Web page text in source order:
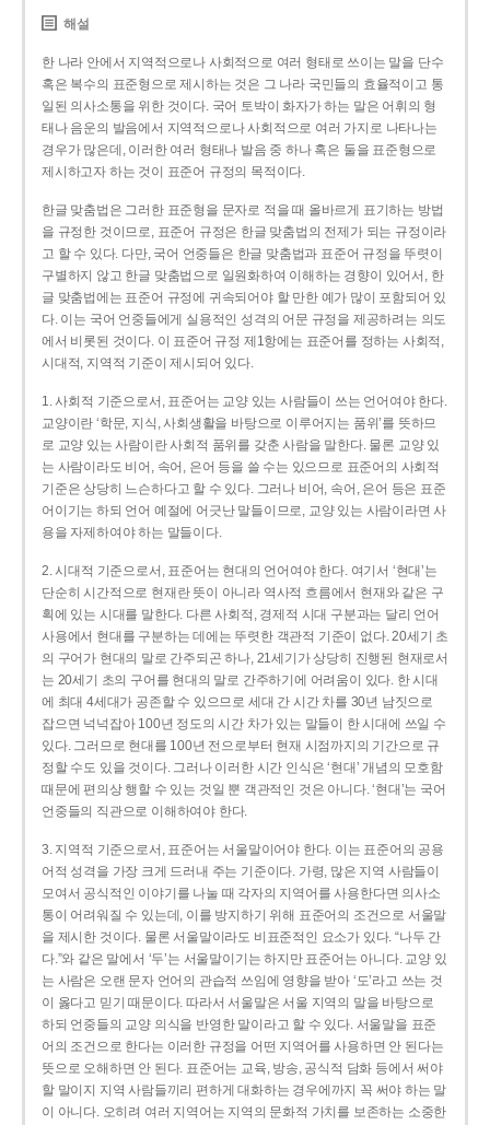
해설
한 나라 안에서 지역적으로나 사회적으로 여러 형태로 쓰이는 말을 단수
혹은 복수의 표준형으로 제시하는 것은 그 나라 국민들의 효율적이고 통
일된 의사소통을 위한 것이다. 국어 토박이 화자가 하는 말은 어휘의 형
태나 음운의 발음에서 지역적으로나 사회적으로 여러 가지로 나타나는
경우가 많은데, 이러한 여러 형태나 발음 중 하나 혹은 둘을 표준형으로
제시하고자 하는 것이 표준어 규정의 목적이다.
한글 맞춤법은 그러한 표준형을 문자로 적을 때 올바르게 표기하는 방법
을 규정한 것이므로, 표준어 규정은 한글 맞춤법의 전제가 되는 규정이라
고 할 수 있다. 다만, 국어 언중들은 한글 맞춤법과 표준어 규정을 뚜렷이
구별하지 않고 한글 맞춤법으로 일원화하여 이해하는 경향이 있어서, 한
글 맞춤법에는 표준어 규정에 귀속되어야 할 만한 예가 많이 포함되어 있
다. 이는 국어 언중들에게 실용적인 성격의 어문 규정을 제공하려는 의도
에서 비롯된 것이다. 이 표준어 규정 제1항에는 표준어를 정하는 사회적,
시대적, 지역적 기준이 제시되어 있다.
1. 사회적 기준으로서, 표준어는 교양 있는 사람들이 쓰는 언어여야 한다.
교양이란 ‘학문, 지식, 사회생활을 바탕으로 이루어지는 품위’를 뜻하므
로 교양 있는 사람이란 사회적 품위를 갖춘 사람을 말한다. 물론 교양 있
는 사람이라도 비어, 속어, 은어 등을 쓸 수는 있으므로 표준어의 사회적
기준은 상당히 느슨하다고 할 수 있다. 그러나 비어, 속어, 은어 등은 표준
어이기는 하되 언어 예절에 어긋난 말들이므로, 교양 있는 사람이라면 사
용을 자제하여야 하는 말들이다.
2. 시대적 기준으로서, 표준어는 현대의 언어여야 한다. 여기서 ‘현대’는
단순히 시간적으로 현재란 뜻이 아니라 역사적 흐름에서 현재와 같은 구
획에 있는 시대를 말한다. 다른 사회적, 경제적 시대 구분과는 달리 언어
사용에서 현대를 구분하는 데에는 뚜렷한 객관적 기준이 없다. 20세기 초
의 구어가 현대의 말로 간주되곤 하나, 21세기가 상당히 진행된 현재로서
는 20세기 초의 구어를 현대의 말로 간주하기에 어려움이 있다. 한 시대
에 최대 4세대가 공존할 수 있으므로 세대 간 시간 차를 30년 남짓으로
잡으면 넉넉잡아 100년 정도의 시간 차가 있는 말들이 한 시대에 쓰일 수
있다. 그러므로 현대를 100년 전으로부터 현재 시점까지의 기간으로 규
정할 수도 있을 것이다. 그러나 이러한 시간 인식은 ‘현대’ 개념의 모호함
때문에 편의상 행할 수 있는 것일 뿐 객관적인 것은 아니다. ‘현대’는 국어
언중들의 직관으로 이해하여야 한다.
3. 지역적 기준으로서, 표준어는 서울말이어야 한다. 이는 표준어의 공용
어적 성격을 가장 크게 드러내 주는 기준이다. 가령, 많은 지역 사람들이
모여서 공식적인 이야기를 나눌 때 각자의 지역어를 사용한다면 의사소
통이 어려워질 수 있는데, 이를 방지하기 위해 표준어의 조건으로 서울말
을 제시한 것이다. 물론 서울말이라도 비표준적인 요소가 있다. “나두 간
다.”와 같은 말에서 ‘두’는 서울말이기는 하지만 표준어는 아니다. 교양 있
는 사람은 오랜 문자 언어의 관습적 쓰임에 영향을 받아 ‘도’라고 쓰는 것
이 옳다고 믿기 때문이다. 따라서 서울말은 서울 지역의 말을 바탕으로
하되 언중들의 교양 의식을 반영한 말이라고 할 수 있다. 서울말을 표준
어의 조건으로 한다는 이러한 규정을 어떤 지역어를 사용하면 안 된다는
뜻으로 오해하면 안 된다. 표준어는 교육, 방송, 공식적 담화 등에서 써야
할 말이지 지역 사람들끼리 편하게 대화하는 경우에까지 꼭 써야 하는 말
이 아니다. 오히려 여러 지역어는 지역의 문화적 가치를 보존하는 소중한